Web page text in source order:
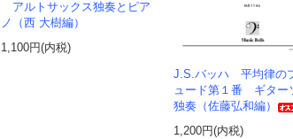
アルトサックス独奏とピア
ノ（西 大樹編）
1,100円(内税)
J.S.バッハ 平均律の
ュード第１番 ギター
独奏（佐藤弘和編）
1,200円(内税)